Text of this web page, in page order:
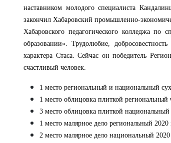
наставником молодого специалиста
закончил Хабаровский промышленно-
Хабаровского педагогического колледжа по
образовании». Трудолюбие,
характера Стаса. Сейчас он победитель
счастливый человек.
1 место региональный и национальный
1 место облицовка плиткой региональный
3 место облицовка плиткой национальный
1 место малярное дело региональный 2020
2 место малярное дело национальный 2020